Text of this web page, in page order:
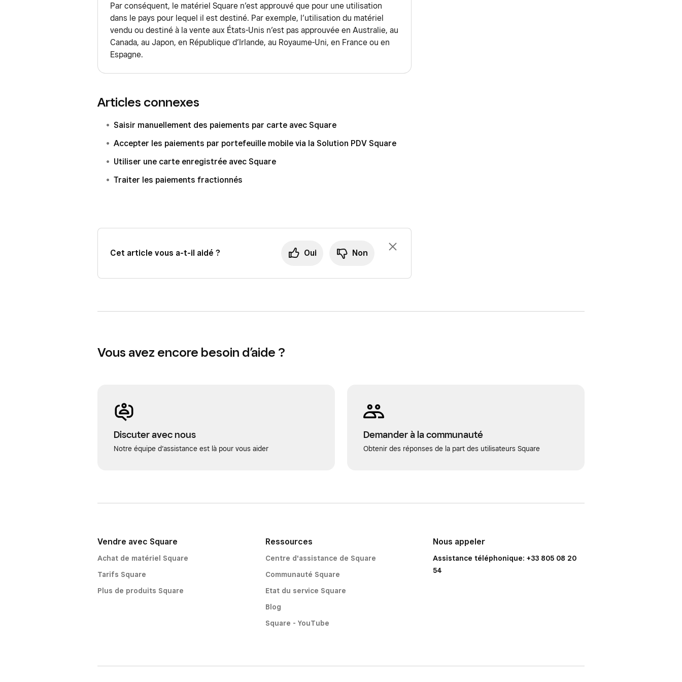
Lorsque vous traitez des cartes internationales, gardez à l’esprit les points suivants :
Si vous rencontrez des difficultés lors du traitement d’une carte internationale,
demandez au titulaire de la carte de communiquer avec sa banque émettrice.
Vous devez être situé dans le pays où vous avez activé votre compte Square
pour traiter les paiements.
Square peut également traiter les paiements de vos clients internationaux via
Factures Square ou nos solutions d’e-commerce. Découvrez comment
envoyer des factures Square
et comment
Par conséquent, le matériel Square n’est approuvé que pour une utilisation
dans le pays pour lequel il est destiné. Par exemple, l’utilisation du matériel
vendu ou destiné à la vente aux États-Unis n’est pas approuvée en Australie, au
Canada, au Japon, en République d’Irlande, au Royaume-Uni, en France ou en
Espagne.
Articles connexes
Saisir manuellement des paiements par carte avec Square
Accepter les paiements par portefeuille mobile via la Solution PDV Square
Utiliser une carte enregistrée avec Square
Traiter les paiements fractionnés
Cet article vous a-t-il aidé ? Oui Non
Vous avez encore besoin d’aide ?
Discuter avec nous
Notre équipe d’assistance est là pour vous aider
Demander à la communauté
Obtenir des réponses de la part des utilisateurs Square
Vendre avec Square
Achat de matériel Square
Tarifs Square
Plus de produits Square
Ressources
Centre d'assistance de Square
Communauté Square
Etat du service Square
Blog
Square - YouTube
Nous appeler
Assistance téléphonique: +33 805 08 20
54